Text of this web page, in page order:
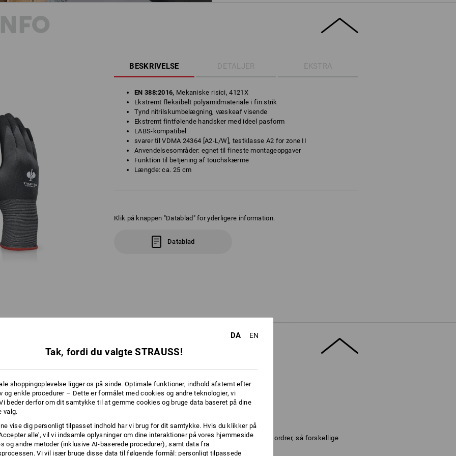
BESKRIVELSE DETALJER EKSTRA
EN 388:2016, Mekaniske risici, 4121X
Ekstremt fleksibelt polyamidmateriale i fin strik
Tynd nitrilskumbelægning, væskeaf visende
Ekstremt fintfølende handsker med ideel pasform
LABS-kompatibel
svarer til VDMA 24364 [A2-L/W], testklasse A2 for zone II
Anvendelsesområder: egnet til fineste montageopgaver
Funktion til betjening af touchskærme
Længde: ca. 25 cm
Klik på knappen "Datablad" for yderligere information.
Datablad
OPLYSNINGER
FARVEKODESYSTEM
EN FARVE TIL HVER STØRRELSE
Mange hjælpende hænder på arbejdspladsen? Perfekt!
kant kan hver medarbejder hurtigt finde sin størrelse. Også praktisk ved store ordrer, så forskellige
størrelser hurtigt og overskueligt finder deres plads på lageret.
DA EN
Tak, fordi du valgte STRAUSS!
shoppingoplevelse ligger os på sinde. Optimale funktioner, indhold afstemt efter
og enkle procedurer – Dette er formålet med cookies og andre teknologier, vi
beder derfor om dit samtykke til at gemme cookies og bruge data baseret på dine
valg.
vise dig personligt tilpasset indhold har vi brug for dit samtykke. Hvis du klikker på
alle', vil vi indsamle oplysninger om dine interaktioner på vores hjemmeside
og andre metoder (inklusive AI-baserede procedurer), samt data fra
Vi vil især bruge disse data til følgende formål: personligt tilpassede